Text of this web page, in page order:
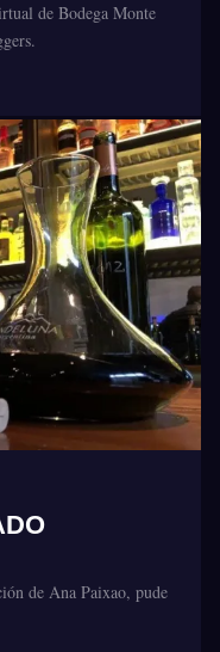
de Bodega Monte
de Ana Paixao, pude